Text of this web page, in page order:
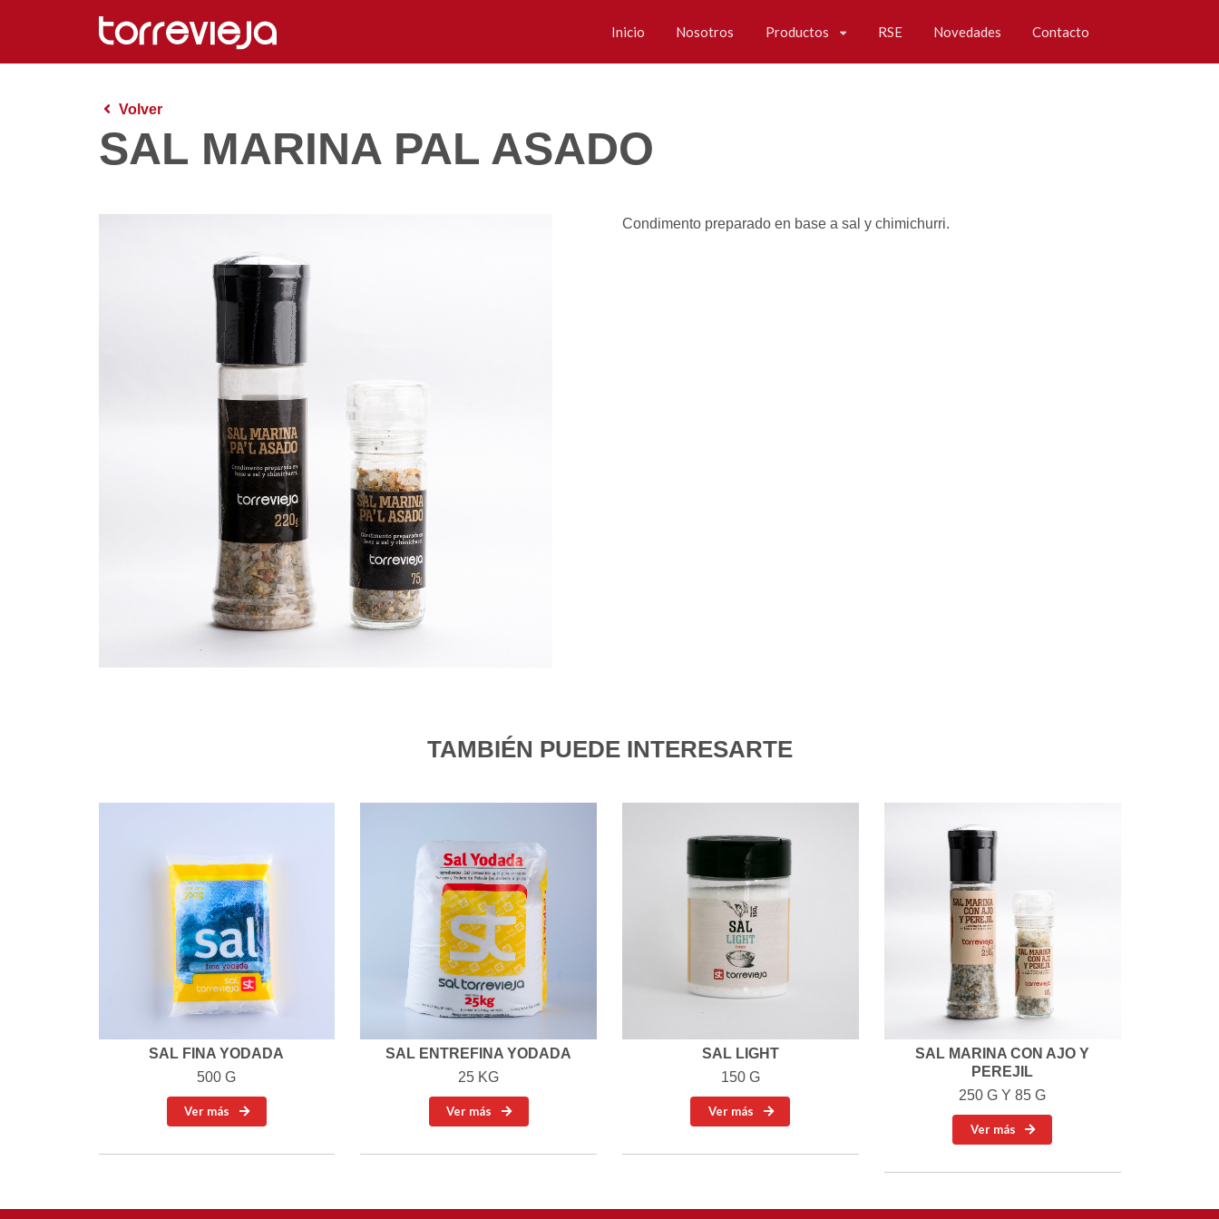
Inicio Nosotros Productos RSE Novedades Contacto
Volver
SAL MARINA PAL ASADO
Condimento preparado en base a sal y chimichurri.
TAMBIÉN PUEDE INTERESARTE
SAL FINA YODADA
500 G
Ver más
SAL ENTREFINA YODADA
25 KG
Ver más
SAL LIGHT
150 G
Ver más
SAL MARINA CON AJO Y
PEREJIL
250 G Y 85 G
Ver más